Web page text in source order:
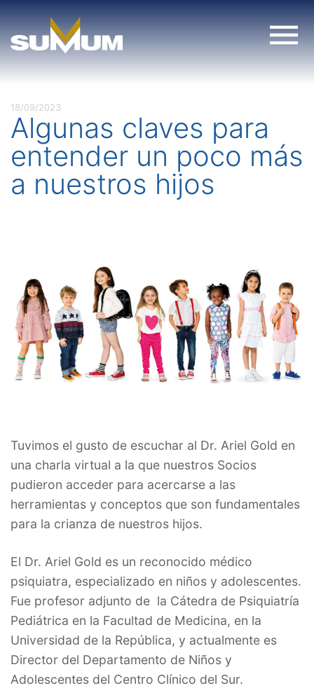
content
18/09/2023
Algunas claves para
entender un poco más
a nuestros hijos
Tuvimos el gusto de escuchar al Dr. Ariel Gold en
una charla virtual a la que nuestros Socios
pudieron acceder para acercarse a las
herramientas y conceptos que son fundamentales
para la crianza de nuestros hijos.
El Dr. Ariel Gold es un reconocido médico
psiquiatra, especializado en niños y adolescentes.
Fue profesor adjunto de la Cátedra de Psiquiatría
Pediátrica en la Facultad de Medicina, en la
Universidad de la República, y actualmente es
Director del Departamento de Niños y
Adolescentes del Centro Clínico del Sur.